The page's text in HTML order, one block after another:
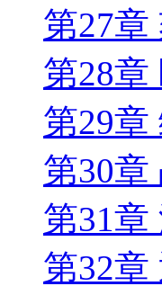
第27章
第28章
第29章
第30章
第31章
第32章